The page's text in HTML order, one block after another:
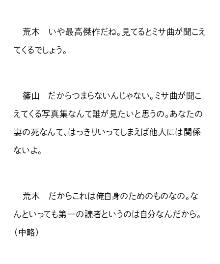
荒木 いや最高傑作だね。見てるとミサ曲が聞こえ
てくるでしょう。
篠山 だからつまらないんじゃない。ミサ曲が聞こ
えてくる写真集なんて誰が見たいと思うの。あなたの
妻の死なんて、はっきりいってしまえば他人には関係
ないよ。
荒木 だからこれは俺自身のためのものなの。な
んといっても第一の読者というのは自分なんだから。
（中略）